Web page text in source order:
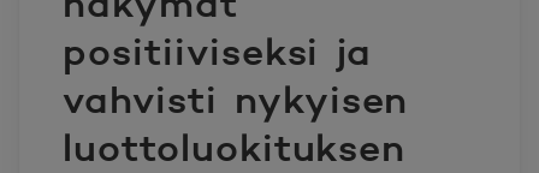
positiiviseksi ja
vahvisti nykyisen
luottoluokituksen